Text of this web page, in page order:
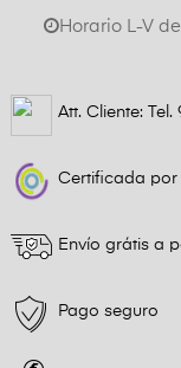
Horario L-V
Att. Cliente: Tel.
Certificada por
Envío grátis a
Pago seguro